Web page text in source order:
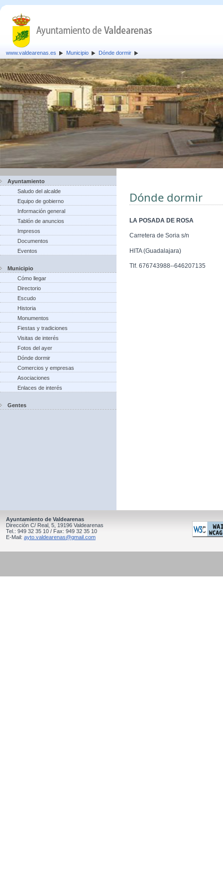
www.valdearenas.es Municipio Dónde dormir
Ayuntamiento
Saludo del alcalde
Equipo de gobierno
Información general
Tablón de anuncios
Impresos
Documentos
Eventos
Municipio
Cómo llegar
Directorio
Escudo
Historia
Monumentos
Fiestas y tradiciones
Visitas de interés
Fotos del ayer
Dónde dormir
Comercios y empresas
Asociaciones
Enlaces de interés
Gentes
Dónde dormir
LA POSADA DE ROSA
Carretera de Soria s/n
HITA (Guadalajara)
Tlf. 676743988--646207135
Ayuntamiento de Valdearenas
Dirección C/ Real, 5, 19196 Valdearenas
Tel.: 949 32 35 10 / Fax: 949 32 35 10
E-Mail: ayto.valdearenas@gmail.com